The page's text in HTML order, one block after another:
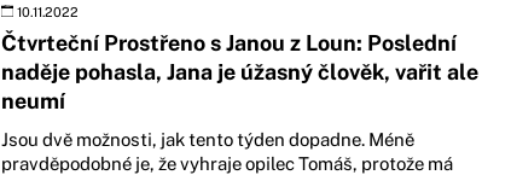
10.11.2022
Čtvrteční Prostřeno s Janou z Loun: Poslední
naděje pohasla, Jana je úžasný člověk, vařit ale
neumí
Jsou dvě možnosti, jak tento týden dopadne. Méně
pravděpodobné je, že vyhraje opilec Tomáš, protože má